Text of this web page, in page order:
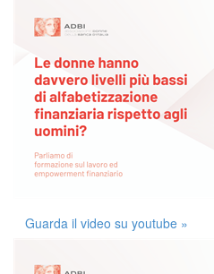
Guarda il video su youtube »